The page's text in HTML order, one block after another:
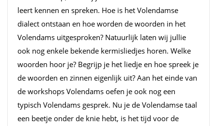
leert kennen en spreken. Hoe is het Volendamse
dialect ontstaan en hoe worden de woorden in het
Volendams uitgesproken? Natuurlijk laten wij jullie
ook nog enkele bekende kermisliedjes horen. Welke
woorden hoor je? Begrijp je het liedje en hoe spreek je
de woorden en zinnen eigenlijk uit? Aan het einde van
de workshops Volendams oefen je ook nog een
typisch Volendams gesprek. Nu je de Volendamse taal
een beetje onder de knie hebt, is het tijd voor de